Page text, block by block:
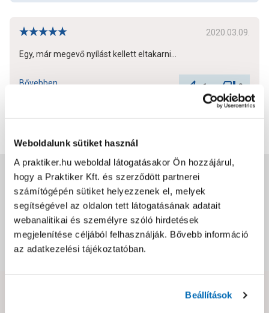
Weboldalunk sütiket használ
A praktiker.hu weboldal látogatásakor Ön hozzájárul,
hogy a Praktiker Kft. és szerződött partnerei
számítógépén sütiket helyezzenek el, melyek
segítségével az oldalon tett látogatásának adatait
webanalitikai és személyre szóló hirdetések
megjelenítése céljából felhasználják. Bővebb információ
az adatkezelési tájékoztatóban.
Beállítások
2020.03.09.
Egy, már megevő nyílást kellett eltakarni...
Bővebben 1 0
Jótállás, szavatosság
Csomagolási és súly információk
Dokumentumok, felelős személy
Hibát találtál az oldalon vagy a termék leírásában?